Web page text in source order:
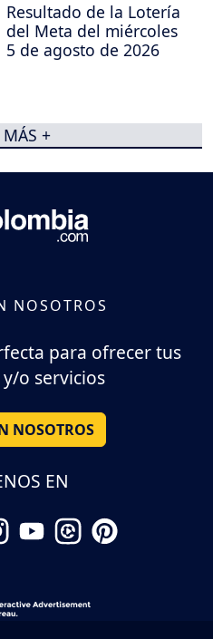
Resultado de la Lotería
del Meta del miércoles
5 de agosto de 2026
MÁS +
NOSOTROS
para ofrecer tus
o servicios
NOSOTROS
EN